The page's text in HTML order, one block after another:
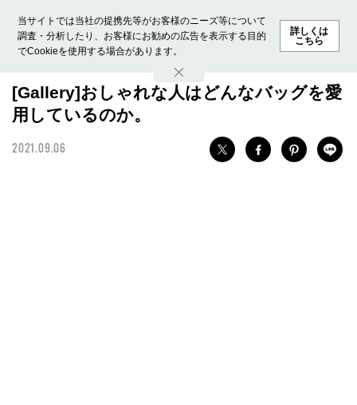
当サイトでは当社の提携先等がお客様のニーズ等について
調査・分析したり、お客様にお勧めの広告を表示する目的
でCookieを使用する場合があります。
詳しくは
こちら
ホーム モデル募集 ランキング ファッション ビューテ
[Gallery]おしゃれな人はどんなバッグを愛
用しているのか。
2021.09.06